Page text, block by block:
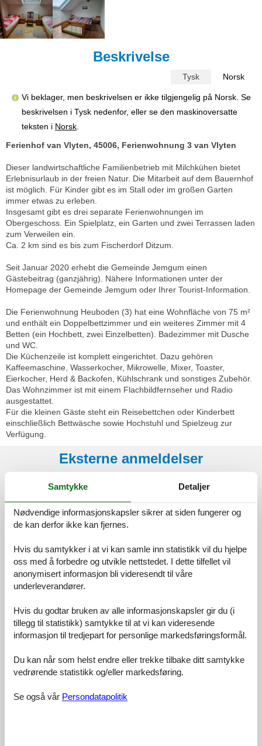
Beskrivelse
Tysk Norsk
Vi beklager, men beskrivelsen er ikke tilgjengelig på Norsk. Se
beskrivelsen i Tysk nedenfor, eller se den maskinoversatte
teksten i Norsk
Ferienhof van Vlyten, 45006, Ferienwohnung 3 van Vlyten
Dieser landwirtschaftliche Familienbetrieb mit Milchkühen bietet
Erlebnisurlaub in der freien Natur. Die Mitarbeit auf dem Bauernhof
ist möglich. Für Kinder gibt es im Stall oder im großen Garten
immer etwas zu erleben.
Insgesamt gibt es drei separate Ferienwohnungen im
Obergeschoss. Ein Spielplatz, ein Garten und zwei Terrassen laden
zum Verweilen ein.
Ca. 2 km sind es bis zum Fischerdorf Ditzum.
Seit Januar 2020 erhebt die Gemeinde Jemgum einen
Gästebeitrag (ganzjährig). Nähere Informationen unter der
Homepage der Gemeinde Jemgum oder Ihrer Tourist-Information.
Die Ferienwohnung Heuboden (3) hat eine Wohnfläche von 75 m²
und enthält ein Doppelbettzimmer und ein weiteres Zimmer mit 4
Betten (ein Hochbett, zwei Einzelbetten). Badezimmer mit Dusche
und WC.
Die Küchenzeile ist komplett eingerichtet. Dazu gehören
Kaffeemaschine, Wasserkocher, Mikrowelle, Mixer, Toaster,
Eierkocher, Herd & Backofen, Kühlschrank und sonstiges Zubehör.
Das Wohnzimmer ist mit einem Flachbildfernseher und Radio
ausgestattet.
Für die kleinen Gäste steht ein Reisebettchen oder Kinderbett
einschließlich Bettwäsche sowie Hochstuhl und Spielzeug zur
Verfügung.
Eksterne anmeldelser
4,7
Fasiliteter:
4,4
Komfort:
Beliggenhet:
I alt:
Tjenester på stedet:
Samtykke Detaljer
Nødvendige informasjonskapsler sikrer at siden fungerer og
de kan derfor ikke kan fjernes.
Hvis du samtykker i at vi kan samle inn statistikk vil du hjelpe
oss med å forbedre og utvikle nettstedet. I dette tilfellet vil
anonymisert informasjon bli videresendt til våre
underleverandører.
Hvis du godtar bruken av alle informasjonskapsler gir du (i
tillegg til statistikk) samtykke til at vi kan videresende
informasjon til tredjepart for personlige markedsføringsformål.
Du kan når som helst endre eller trekke tilbake ditt samtykke
vedrørende statistikk og/eller markedsføring.
Se også vår Persondatapolitik